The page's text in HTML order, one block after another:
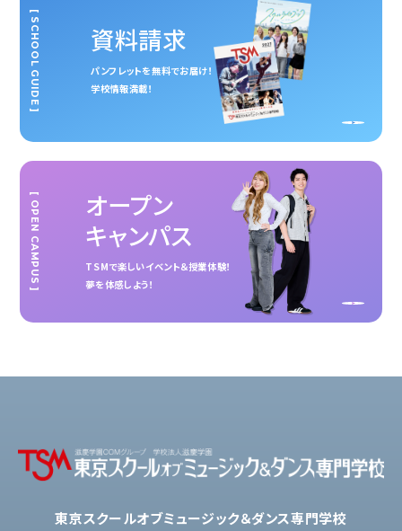
資料請求
パンフレットを無料でお届け！
学校情報満載！
[ SCHOOL GUIDE ]
オープン
キャンパス
TSMで楽しいイベント＆授業体験！
夢を体感しよう！
[ OPEN CAMPUS ]
東京スクールオブミュージック＆ダンス専門学校